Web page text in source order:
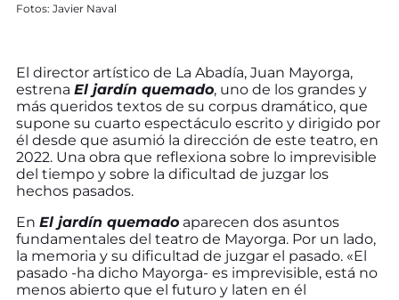
Fotos: Javier Naval
El director artístico de La Abadía, Juan Mayorga,
estrena El jardín quemado, uno de los grandes y
más queridos textos de su corpus dramático, que
supone su cuarto espectáculo escrito y dirigido por
él desde que asumió la dirección de este teatro, en
2022. Una obra que reflexiona sobre lo imprevisible
del tiempo y sobre la dificultad de juzgar los
hechos pasados.
En El jardín quemado aparecen dos asuntos
fundamentales del teatro de Mayorga. Por un lado,
la memoria y su dificultad de juzgar el pasado. «El
pasado -ha dicho Mayorga- es imprevisible, está no
menos abierto que el futuro y laten en él